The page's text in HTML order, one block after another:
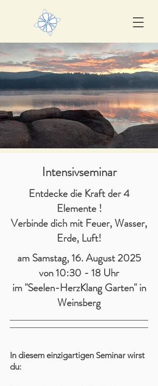
Intensivseminar
Entdecke die Kraft der 4
Elemente !
Verbinde dich mit Feuer, Wasser,
Erde, Luft!
am Samstag, 16. August 2025
von 10:30 - 18 Uhr
im "Seelen-HerzKlang Garten" in
Weinsberg
In diesem einzigartigen Seminar wirst
du: